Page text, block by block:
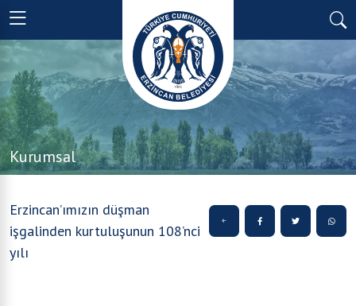
Kurumsal
Erzincan’ımızın düşman
işgalinden kurtuluşunun 108’nci
yılı